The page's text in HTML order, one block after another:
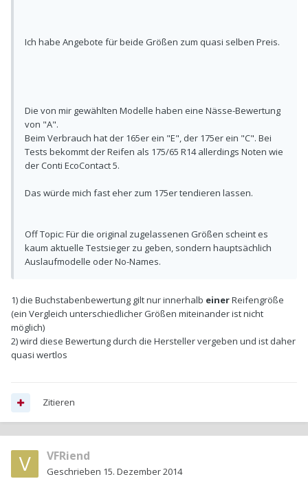
Ich habe Angebote für beide Größen zum quasi selben Preis.
Die von mir gewählten Modelle haben eine Nässe-Bewertung
von "A".
Beim Verbrauch hat der 165er ein "E", der 175er ein "C". Bei
Tests bekommt der Reifen als 175/65 R14 allerdings Noten wie
der Conti EcoContact 5.
Das würde mich fast eher zum 175er tendieren lassen.
Off Topic: Für die original zugelassenen Größen scheint es
kaum aktuelle Testsieger zu geben, sondern hauptsächlich
Auslaufmodelle oder No-Names.
1) die Buchstabenbewertung gilt nur innerhalb einerReifengröße
(ein Vergleich unterschiedlicher Größen miteinander ist nicht
möglich)
2) wird diese Bewertung durch die Hersteller vergeben und ist daher
quasi wertlos
Zitieren
VFRiend
Geschrieben 15. Dezember 2014